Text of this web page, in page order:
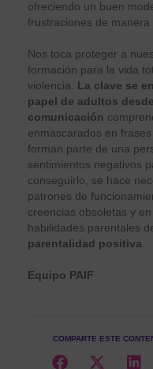
ofreciendo un buen
frustraciones de manera
Nos toca proteger a
formación para la vida
violencia. La clave se
papel de adultos
comunicación
enmascarados en
forman parte de una
sentimientos negativos
conseguirlo, se hace
patrones de
creencias obsoletas y
habilidades parentales
parentalidad positiva
Equipo PAIF
COMPARTE ESTE